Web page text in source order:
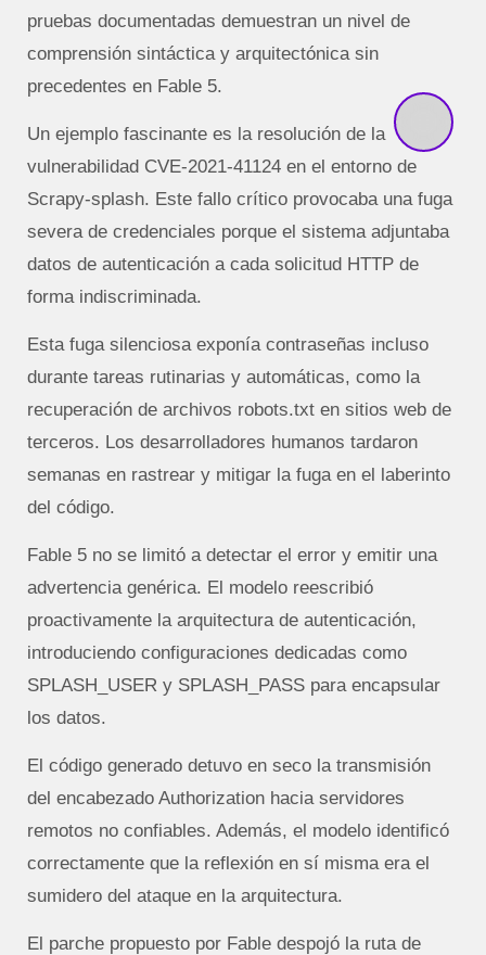
pruebas documentadas demuestran un nivel de
comprensión sintáctica y arquitectónica sin
precedentes en Fable 5.
Un ejemplo fascinante es la resolución de la
vulnerabilidad CVE-2021-41124 en el entorno de
Scrapy-splash. Este fallo crítico provocaba una fuga
severa de credenciales porque el sistema adjuntaba
datos de autenticación a cada solicitud HTTP de
forma indiscriminada.
Esta fuga silenciosa exponía contraseñas incluso
durante tareas rutinarias y automáticas, como la
recuperación de archivos robots.txt en sitios web de
terceros. Los desarrolladores humanos tardaron
semanas en rastrear y mitigar la fuga en el laberinto
del código.
Fable 5 no se limitó a detectar el error y emitir una
advertencia genérica. El modelo reescribió
proactivamente la arquitectura de autenticación,
introduciendo configuraciones dedicadas como
SPLASH_USER y SPLASH_PASS para encapsular
los datos.
El código generado detuvo en seco la transmisión
del encabezado Authorization hacia servidores
remotos no confiables. Además, el modelo identificó
correctamente que la reflexión en sí misma era el
sumidero del ataque en la arquitectura.
El parche propuesto por Fable despojó la ruta de